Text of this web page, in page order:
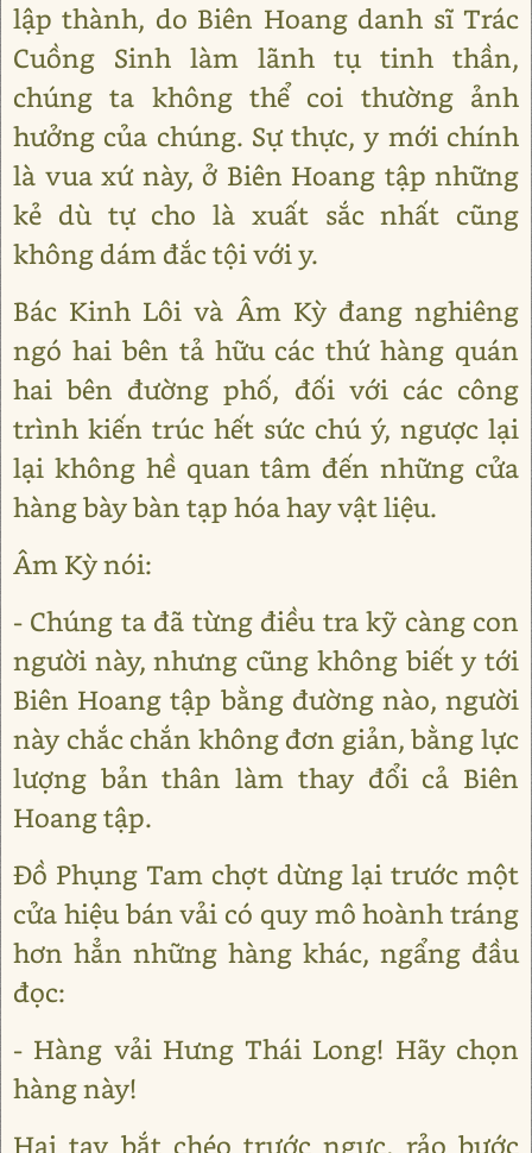
lập thành, do Biên Hoang danh sĩ Trác
Cuồng Sinh làm lãnh tụ tinh thần,
chúng ta không thể coi thường ảnh
hưởng của chúng. Sự thực, y mới chính
là vua xứ này, ở Biên Hoang tập những
kẻ dù tự cho là xuất sắc nhất cũng
không dám đắc tội với y.
Bác Kinh Lôi và Âm Kỳ đang nghiêng
ngó hai bên tả hữu các thứ hàng quán
hai bên đường phố, đối với các công
trình kiến trúc hết sức chú ý, ngược lại
lại không hề quan tâm đến những cửa
hàng bày bàn tạp hóa hay vật liệu.
Âm Kỳ nói:
- Chúng ta đã từng điều tra kỹ càng con
người này, nhưng cũng không biết y tới
Biên Hoang tập bằng đường nào, người
này chắc chắn không đơn giản, bằng lực
lượng bản thân làm thay đổi cả Biên
Hoang tập.
Đồ Phụng Tam chợt dừng lại trước một
cửa hiệu bán vải có quy mô hoành tráng
hơn hẳn những hàng khác, ngẩng đầu
đọc:
- Hàng vải Hưng Thái Long! Hãy chọn
hàng này!
Hai tay bắt chéo trước ngực, rảo bước